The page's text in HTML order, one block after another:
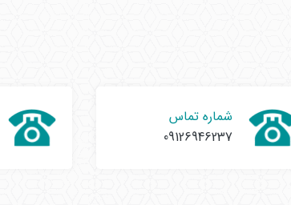
شماره تماس
09126946237